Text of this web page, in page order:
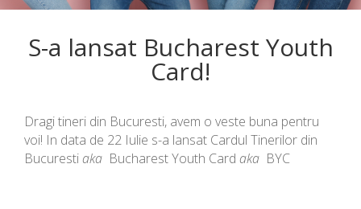
S-a lansat Bucharest Youth
Card!
Dragi tineri din Bucuresti, avem o veste buna pentru
voi! In data de 22 Iulie s-a lansat Cardul Tinerilor din
Bucurestiaka Bucharest Youth Card aka BYC